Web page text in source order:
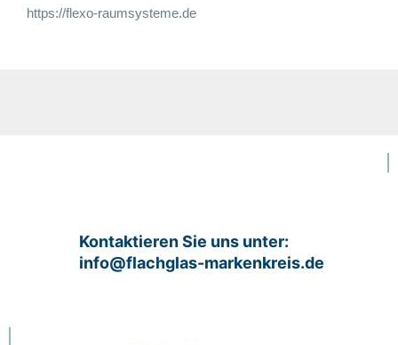
https://flexo-raumsysteme.de
Kontaktieren Sie uns unter:
info@flachglas-markenkreis.de